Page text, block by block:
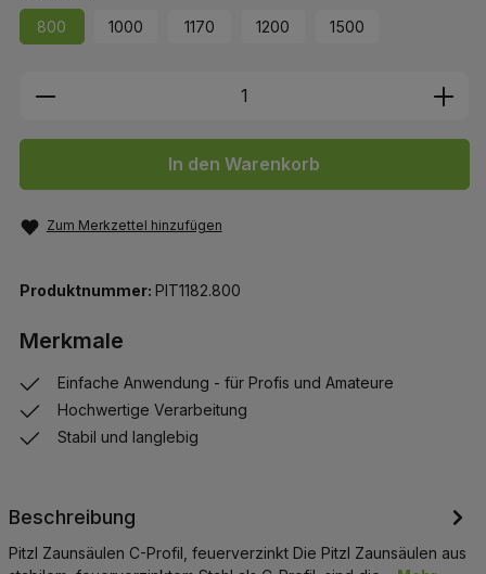
800 1000 1170 1200 1500
Produkt Anzahl: Gib den
In den Warenkorb
Zum Merkzettel hinzufügen
Produktnummer: PIT1182.800
Merkmale
Einfache Anwendung - für Profis und Amateure
Hochwertige Verarbeitung
Stabil und langlebig
Beschreibung
Pitzl Zaunsäulen C-Profil, feuerverzinkt Die Pitzl Zaunsäulen aus